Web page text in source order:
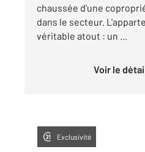
chaussée d'une
dans le secteur.
véritable atout : un ...
Voir le
Exclusivité